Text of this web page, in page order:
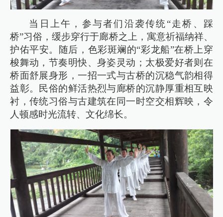
当日上午，参与者们沿袭传统“走桥、踩
桥”习俗，缓步穿行于廊桥之上，寓意祈福纳祥、
护佑平安。随后，色彩斑斓的“彩龙船”在桥上穿
梭舞动，节奏明快、身姿灵动；太极爱好者则在
桥面舒展身形，一招一式与古桥的沉稳气韵相得
益彰。民俗的鲜活热烈与廊桥的沉静厚重相互映
衬，传统习俗与古建筑在同一时空交相辉映，令
人顿感时光流转、文化绵长。